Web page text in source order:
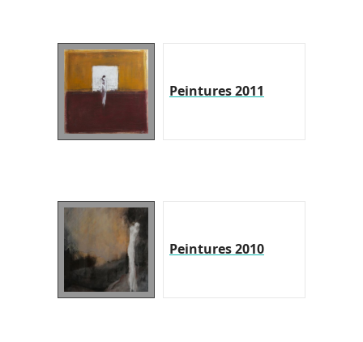
Peintures 2011
Peintures 2010